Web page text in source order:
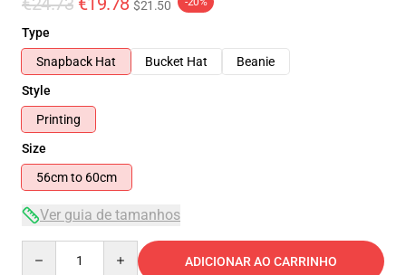
$21.50
Type
Snapback Hat
Bucket Hat
Beanie
Style
Printing
Size
56cm to 60cm
Ver guia de tamanhos
ADICIONAR AO CARRINHO